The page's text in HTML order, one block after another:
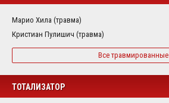
Марио Хила (травма)
Кристиан Пулишич (травма)
Все травмированные
ТОТАЛИЗАТОР